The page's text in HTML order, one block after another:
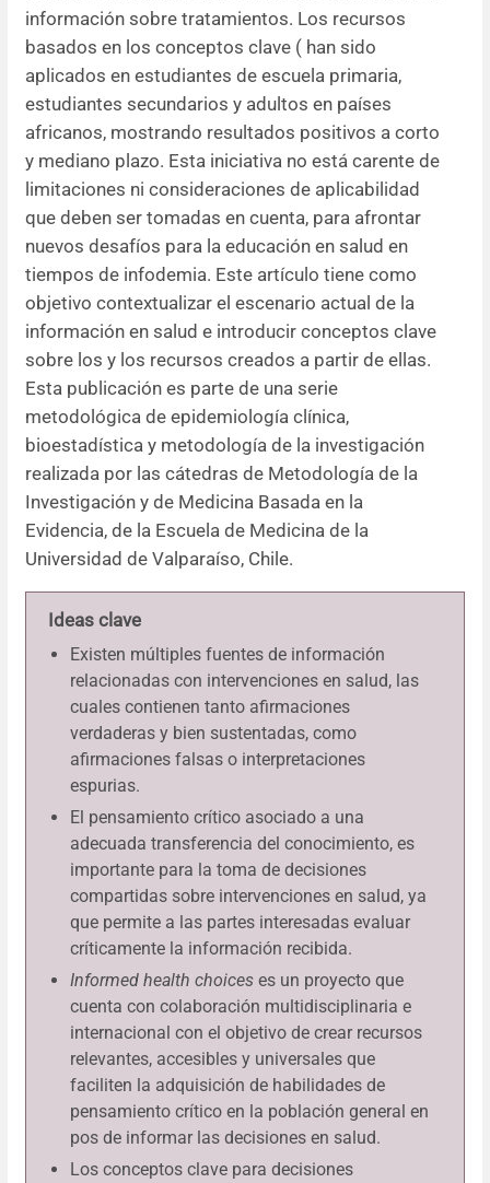
información sobre tratamientos. Los recursos
basados en los conceptos clave ( han sido
aplicados en estudiantes de escuela primaria,
estudiantes secundarios y adultos en países
africanos, mostrando resultados positivos a corto
y mediano plazo. Esta iniciativa no está carente de
limitaciones ni consideraciones de aplicabilidad
que deben ser tomadas en cuenta, para afrontar
nuevos desafíos para la educación en salud en
tiempos de infodemia. Este artículo tiene como
objetivo contextualizar el escenario actual de la
información en salud e introducir conceptos clave
sobre los y los recursos creados a partir de ellas.
Esta publicación es parte de una serie
metodológica de epidemiología clínica,
bioestadística y metodología de la investigación
realizada por las cátedras de Metodología de la
Investigación y de Medicina Basada en la
Evidencia, de la Escuela de Medicina de la
Universidad de Valparaíso, Chile.
Ideas clave
Existen múltiples fuentes de información
relacionadas con intervenciones en salud, las
cuales contienen tanto afirmaciones
verdaderas y bien sustentadas, como
afirmaciones falsas o interpretaciones
espurias.
El pensamiento crítico asociado a una
adecuada transferencia del conocimiento, es
importante para la toma de decisiones
compartidas sobre intervenciones en salud, ya
que permite a las partes interesadas evaluar
críticamente la información recibida.
Informed health choices es un proyecto que
cuenta con colaboración multidisciplinaria e
internacional con el objetivo de crear recursos
relevantes, accesibles y universales que
faciliten la adquisición de habilidades de
pensamiento crítico en la población general en
pos de informar las decisiones en salud.
Los conceptos clave para decisiones